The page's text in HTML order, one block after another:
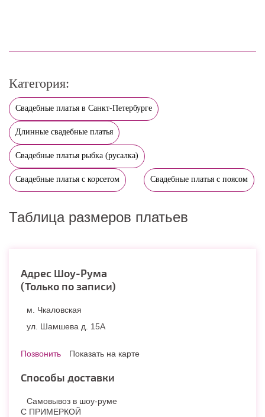
Категория:
Свадебные платья в Санкт-Петербурге
Длинные свадебные платья
Свадебные платья рыбка (русалка)
Свадебные платья с корсетом Свадебные платья с поясом
Таблица размеров платьев
Адрес Шоу-Рума
(Только по записи)
м. Чкаловская
ул. Шамшева д. 15А
Позвонить Показать на карте
Способы доставки
Самовывоз в шоу-руме
С ПРИМЕРКОЙ